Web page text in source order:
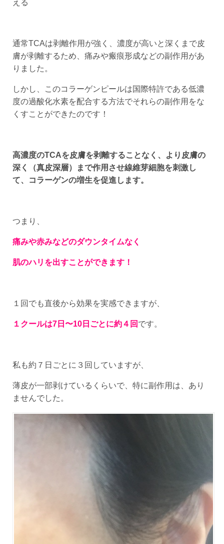
える
通常TCAは剥離作用が強く、濃度が高いと深くまで皮
膚が剥離するため、痛みや瘢痕形成などの副作用があ
りました。
しかし、このコラーゲンピールは国際特許である低濃
度の過酸化水素を配合する方法でそれらの副作用をな
くすことができたのです！
高濃度のTCAを皮膚を剥離することなく、より皮膚の
深く（真皮深層）まで作用させ線維芽細胞を刺激し
て、コラーゲンの増生を促進します。
つまり、
痛みや赤みなどのダウンタイムなく
肌のハリを出すことができます！
１回でも直後から効果を実感できますが、
１クールは7日〜10日ごとに約４回 です。
私も約７日ごとに３回していますが、
薄皮が一部剥けているくらいで、特に副作用は、あり
ませんでした。